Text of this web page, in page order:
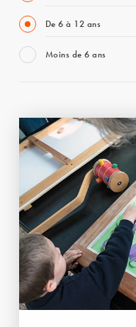
De 6 à 12 ans
Moins de 6 ans